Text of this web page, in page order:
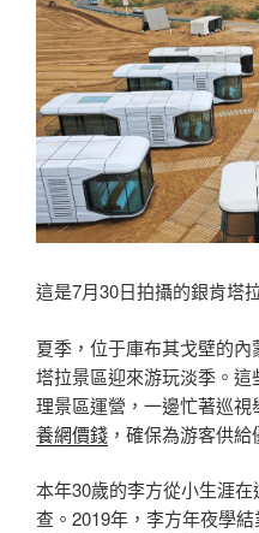
這是7月30日拍攝的銀肯塔
夏季，位于庫布其戈壁的
塔拉景區迎來游玩淡季。
理景區運營，一邊忙著巡
養網價錢 ，確保為游客供給
本年30歲的李方從小生涯
查。2019年，李方年夜學